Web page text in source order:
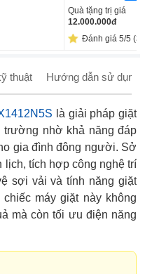
Quà tặng trị giá
12.000.000đ
Đánh giá 5/5 (34)
thuật Hướng dẫn sử dụng
là giải pháp giặt
trường nhờ khả năng đáp
gia đình đông người. Sở
lịch, tích hợp công nghệ trí
sợi vải và tính năng giặt
máy giặt này không
mà còn tối ưu điện năng